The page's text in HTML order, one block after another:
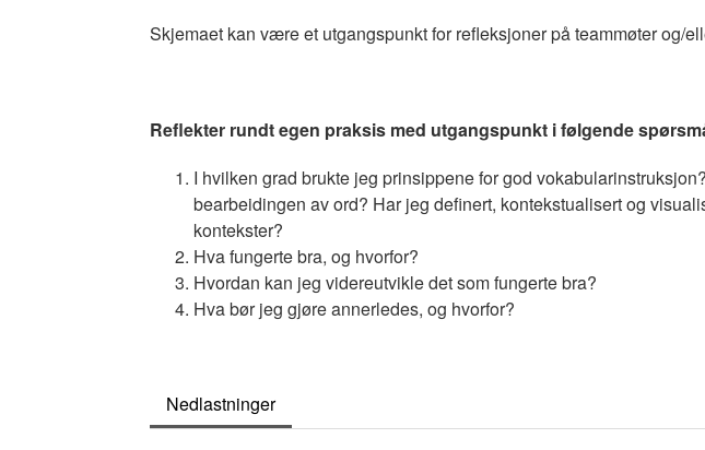
Skjemaet kan være et utgangspunkt for refleksjoner på teammøter og/
Reflekter rundt egen praksis med utgangspunkt i følgende
I hvilken grad brukte jeg prinsippene for god
bearbeidingen av ord? Har jeg definert, kontekstualisert og
kontekster?
Hva fungerte bra, og hvorfor?
Hvordan kan jeg videreutvikle det som fungerte bra?
Hva bør jeg gjøre annerledes, og hvorfor?
Nedlastninger